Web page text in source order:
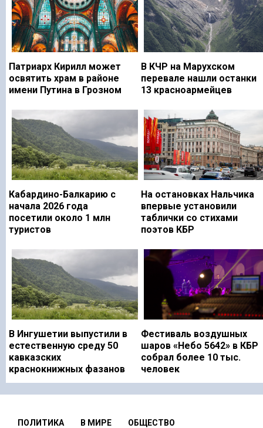
Патриарх Кирилл может
освятить храм в районе
имени Путина в Грозном
В КЧР на Марухском
перевале нашли останки
13 красноармейцев
Кабардино-Балкарию с
начала 2026 года
посетили около 1 млн
туристов
На остановках Нальчика
впервые установили
таблички со стихами
поэтов КБР
В Ингушетии выпустили в
естественную среду 50
кавказских
краснокнижных фазанов
Фестиваль воздушных
шаров «Небо 5642» в КБР
собрал более 10 тыс.
человек
ПОЛИТИКА В МИРЕ ОБЩЕСТВО